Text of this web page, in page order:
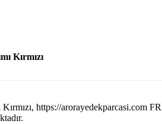
Kırmızı
Kırmızı, https://